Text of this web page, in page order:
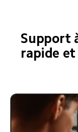
Support
rapide